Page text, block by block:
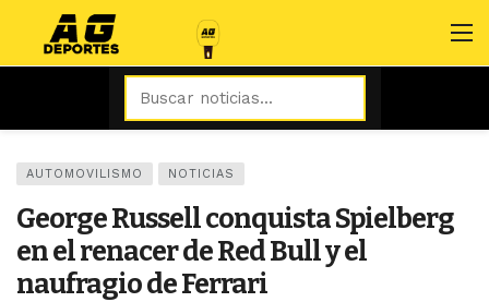
AUTOMOVILISMO NOTICIAS
George Russell conquista Spielberg
en el renacer de Red Bull y el
naufragio de Ferrari